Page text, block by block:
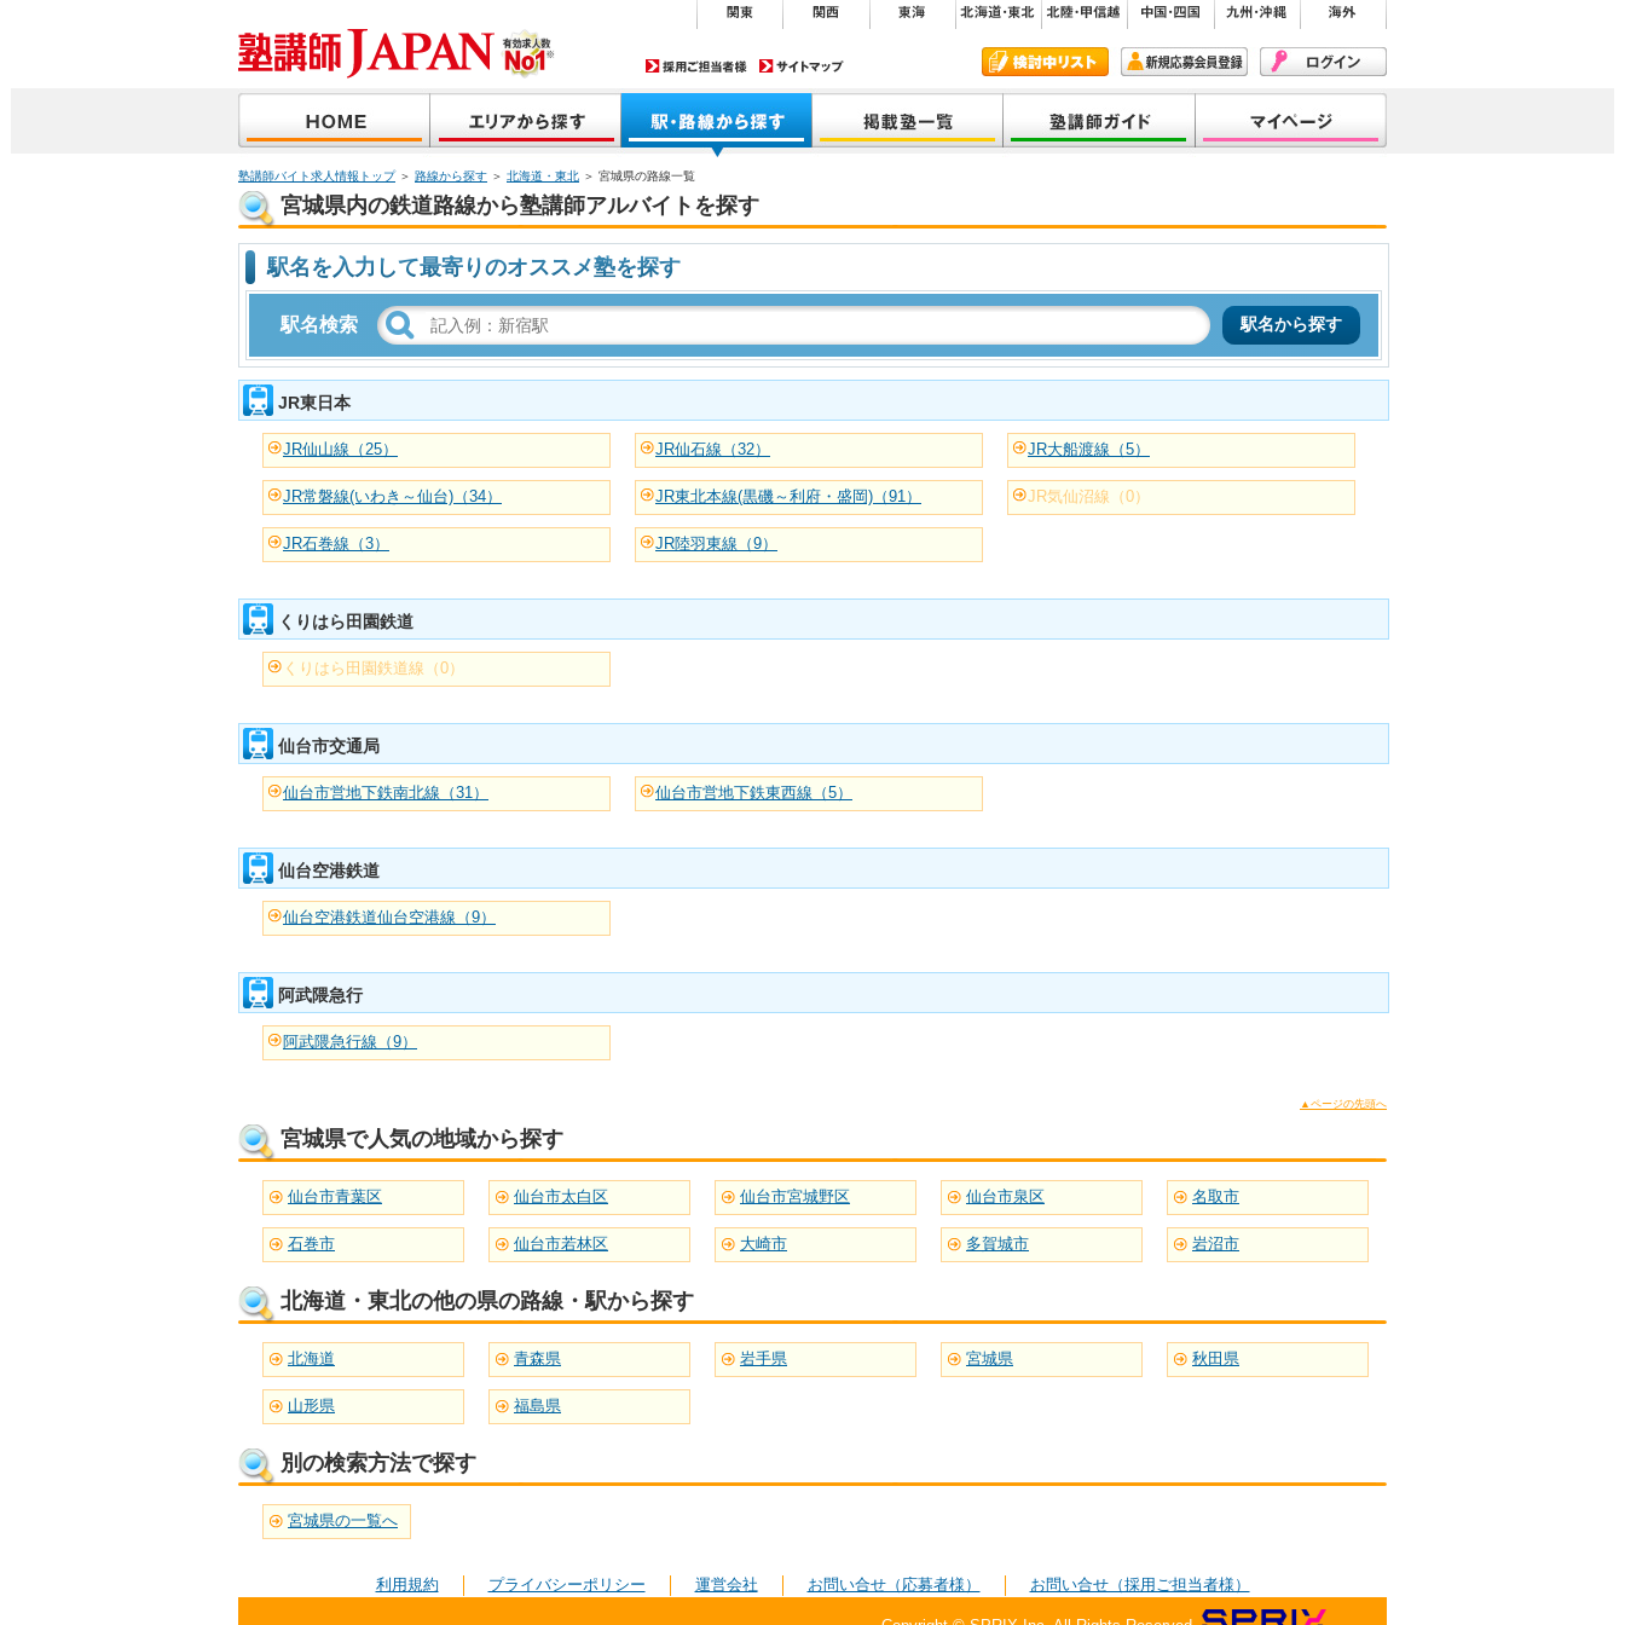
塾講師バイト求人情報トップ＞ 路線から探す ＞ 北海道・東北 ＞ 宮城県の路線一覧
宮城県内の鉄道路線から塾講師アルバイトを探す
駅名を入力して最寄りのオススメ塾を探す
駅名検索
JR東日本
JR仙山線（25） JR仙石線（32） JR大船渡線（5）
JR常磐線(いわき～仙台)（34） JR東北本線(黒磯～利府・盛岡)（91） JR気仙沼線（0）
JR石巻線（3） JR陸羽東線（9）
くりはら田園鉄道
くりはら田園鉄道線（0）
仙台市交通局
仙台市営地下鉄南北線（31） 仙台市営地下鉄東西線（5）
仙台空港鉄道
仙台空港鉄道仙台空港線（9）
阿武隈急行
阿武隈急行線（9）
▲ページの先頭へ
宮城県で人気の地域から探す
仙台市青葉区 仙台市太白区 仙台市宮城野区 仙台市泉区 名取市
石巻市 仙台市若林区 大崎市 多賀城市 岩沼市
北海道・東北の他の県の路線・駅から探す
北海道 青森県 岩手県 宮城県 秋田県
山形県 福島県
別の検索方法で探す
宮城県の一覧へ
利用規約 プライバシーポリシー 運営会社 お問い合せ（応募者様） お問い合せ（採用ご担当者様）